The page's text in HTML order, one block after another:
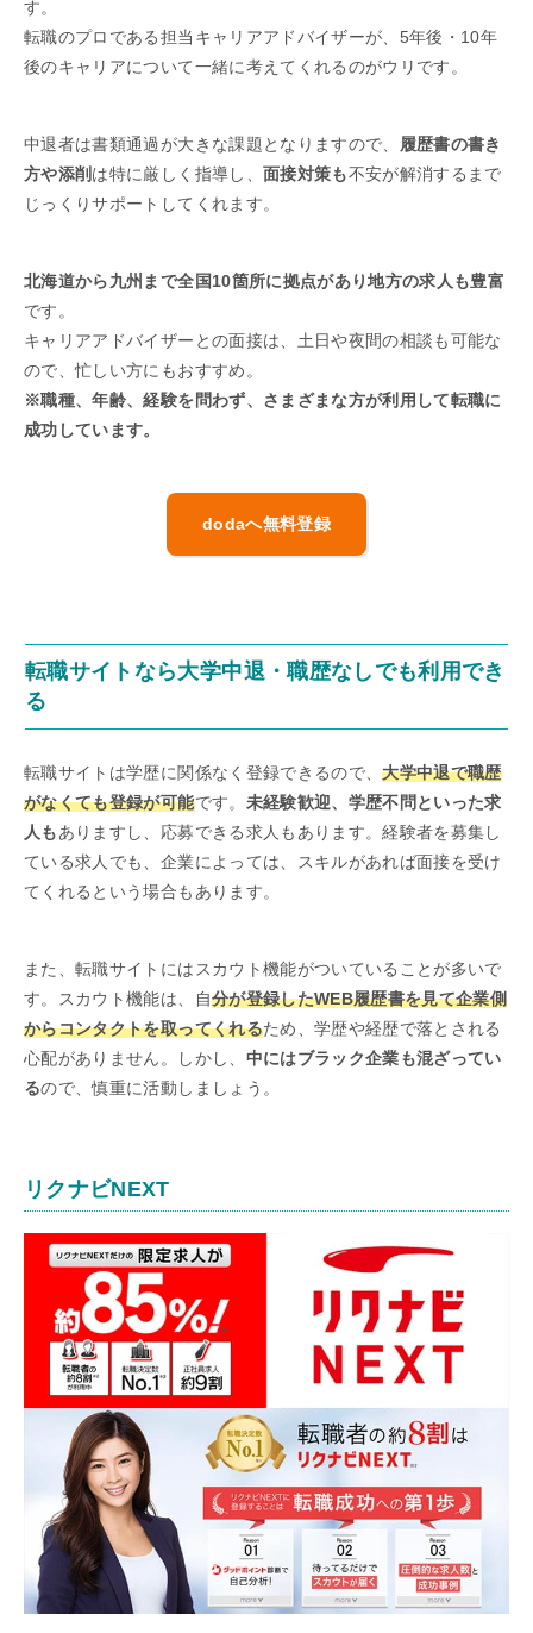
す。
転職のプロである担当キャリアアドバイザーが、5年後・10年
後のキャリアについて一緒に考えてくれるのがウリです。
中退者は書類通過が大きな課題となりますので、 履歴書の書き
方や添削 は特に厳しく指導し、 面接対策も不安が解消するまで
じっくりサポートしてくれます。
北海道から九州まで全国10箇所に拠点があり地方の求人も豊富
です。
キャリアアドバイザーとの面接は、土日や夜間の相談も可能な
ので、忙しい方にもおすすめ。
※職種、年齢、経験を問わず、さまざまな方が利用して転職に
成功しています。
dodaへ無料登録
転職サイトなら大学中退・職歴なしでも利用でき
る
転職サイトは学歴に関係なく登録できるので、大学中退で職歴
がなくても登録が可能です。 未経験歓迎、学歴不問といった求
人もありますし、応募できる求人もあります。経験者を募集し
ている求人でも、企業によっては、スキルがあれば面接を受け
てくれるという場合もあります。
また、転職サイトにはスカウト機能がついていることが多いで
す。スカウト機能は、自分が登録したWEB履歴書を見て企業側
からコンタクトを取ってくれるため、学歴や経歴で落とされる
心配がありません。しかし、 中にはブラック企業も混ざってい
るので、慎重に活動しましょう。
リクナビNEXT